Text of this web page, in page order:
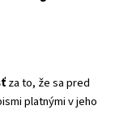
za to, že sa pred
platnými v jeho